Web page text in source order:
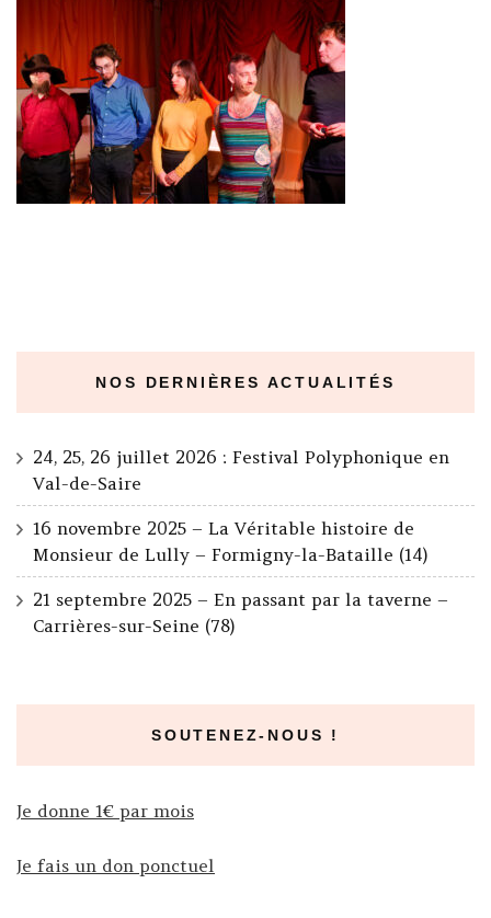
NOS DERNIÈRES ACTUALITÉS
24, 25, 26 juillet 2026 : Festival Polyphonique en
Val-de-Saire
16 novembre 2025 – La Véritable histoire de
Monsieur de Lully – Formigny-la-Bataille (14)
21 septembre 2025 – En passant par la taverne –
Carrières-sur-Seine (78)
SOUTENEZ-NOUS !
Je donne 1€ par mois
Je fais un don ponctuel